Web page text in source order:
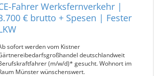
Fahrer Werksfernverkehr |
€ brutto + Spesen | Fester
sofort werden vom Kistner
deutschlandweit
(m/w/d)* gesucht. Wohnort im
Münster wünschenswert.